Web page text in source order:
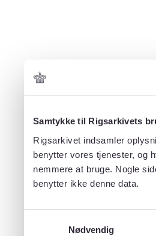
Samtykke til Rigsarkivets
Rigsarkivet indsamler
benytter vores tjenester, og
nemmere at bruge. Nogle
benytter ikke denne data.
Nødvendig